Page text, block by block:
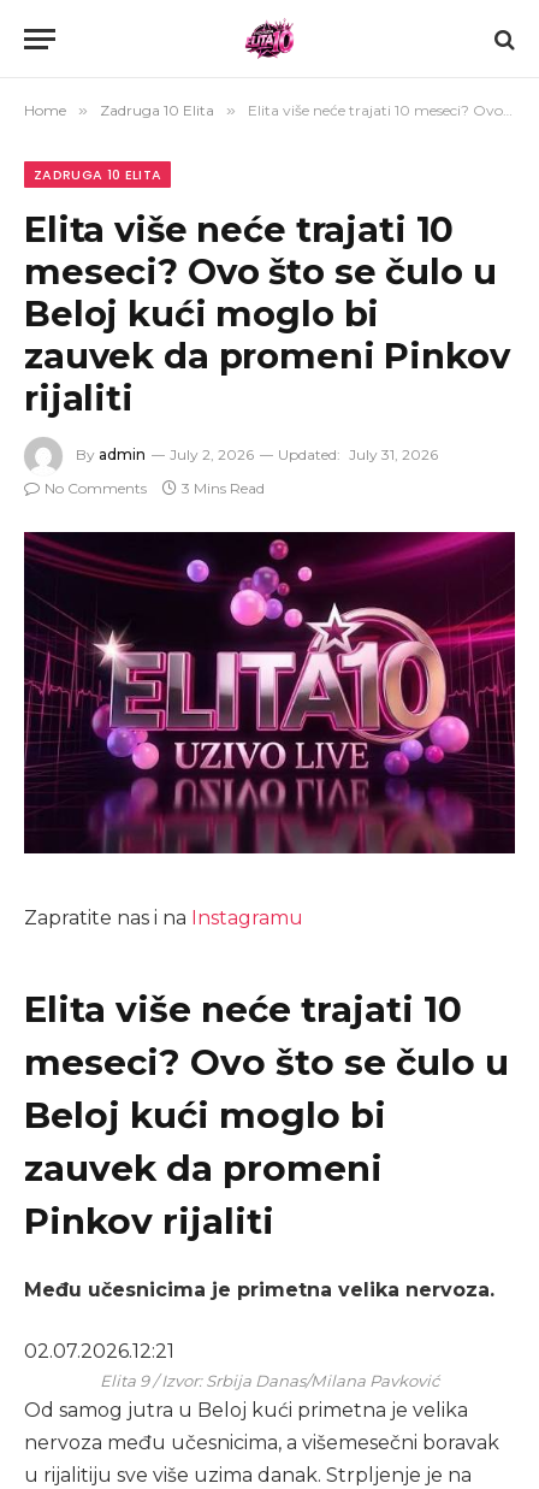
Home » Zadruga 10 Elita » Elita više neće trajati 10 meseci? Ovo što se čulo u Beloj kući moglo bi zauvek da promeni Pinkov rijaliti
ZADRUGA 10 ELITA
Elita više neće trajati 10
meseci? Ovo što se čulo u
Beloj kući moglo bi
zauvek da promeni Pinkov
rijaliti
By admin July 2, 2026 Updated: July 31, 2026
No Comments
3 Mins Read
Zapratite nas i na Instagramu
Elita više neće trajati 10
meseci? Ovo što se čulo u
Beloj kući moglo bi
zauvek da promeni
Pinkov rijaliti
Među učesnicima je primetna velika nervoza.
02.07.2026.12:21
Elita 9 / Izvor: Srbija Danas/Milana Pavković
Od samog jutra u Beloj kući primetna je velika
nervoza među učesnicima, a višemesečni boravak
u rijalitiju sve više uzima danak. Strpljenje je na